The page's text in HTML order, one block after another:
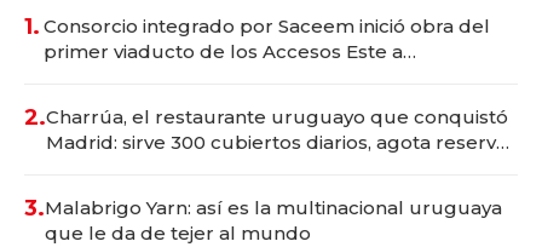
1. Consorcio integrado por Saceem inició obra del
primer viaducto de los Accesos Este a
2.Charrúa, el restaurante uruguayo que conquistó
Madrid: sirve 300 cubiertos diarios, agota reservas
3.Malabrigo Yarn: así es la multinacional uruguaya
que le da de tejer al mundo